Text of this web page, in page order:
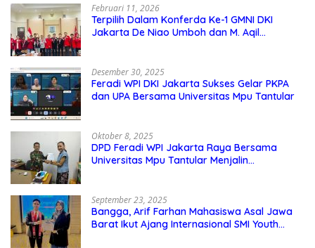
Februari 11, 2026
Terpilih Dalam Konferda Ke-1 GMNI DKI
Jakarta De Niao Umboh dan M. Aqil
Desember 30, 2025
Feradi WPI DKI Jakarta Sukses Gelar PKPA
dan UPA Bersama Universitas Mpu Tantular
Oktober 8, 2025
DPD Feradi WPI Jakarta Raya Bersama
Universitas Mpu Tantular Menjalin
September 23, 2025
Bangga, Arif Farhan Mahasiswa Asal Jawa
Barat Ikut Ajang Internasional SMI Youth